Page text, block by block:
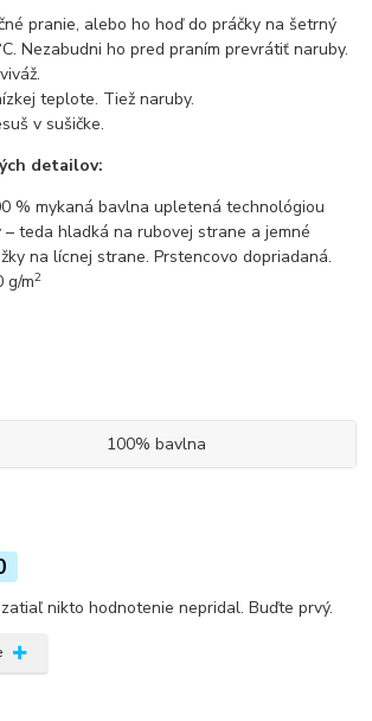
pranie, alebo ho hoď do práčky na šetrný
Nezabudni ho pred praním prevrátiť naruby.
teplote. Tiež naruby.
v sušičke.
detailov:
% mykaná bavlna upletená technológiou
– teda hladká na rubovej strane a jemné
na lícnej strane. Prstencovo dopriadaná.
g/m2
100% bavlna
nikto hodnotenie nepridal. Buďte prvý.